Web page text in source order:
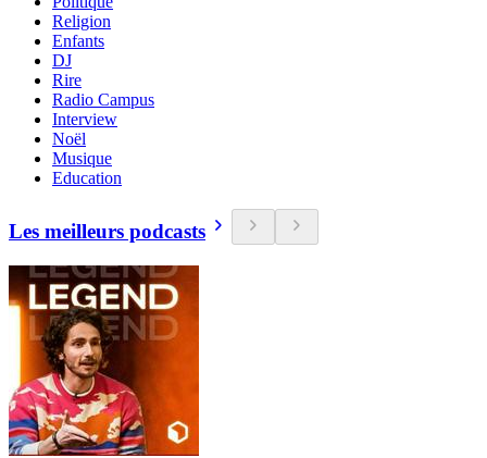
Religion
Enfants
DJ
Rire
Radio Campus
Interview
Noël
Musique
Education
Les meilleurs podcasts